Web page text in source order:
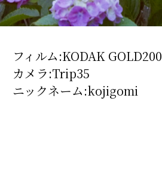
フィルム:KODAK GOLD200
カメラ:Trip35
ニックネーム:kojigomi